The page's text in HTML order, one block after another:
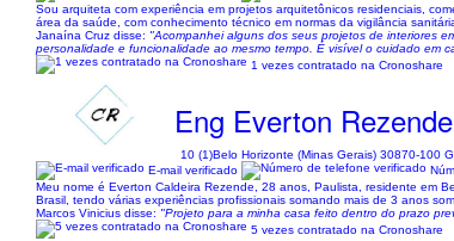
Sou arquiteta com experiência em projetos arquitetônicos residenciais,
área da saúde, com conhecimento técnico em normas da vigilância
Janaína Cruz disse: "Acompanhei alguns dos seus projetos de interiores
personalidade e funcionalidade ao mesmo tempo. É visível o cuidado em
1 vezes contratado na Cronoshare
Eng Everton Rezende
10 (1)Belo Horizonte (Minas Gerais) 30870-100
E-mail verificado
Meu nome é Everton Caldeira Rezende, 28 anos, Paulista, residente em
Brasil, tendo várias experiências profissionais somando mais de 3 anos
Marcos Vinicius disse: "Projeto para a minha casa feito dentro do prazo
5 vezes contratado na Cronoshare